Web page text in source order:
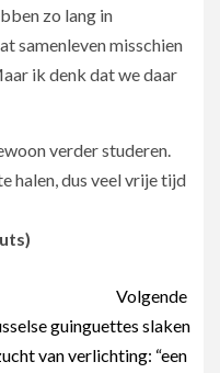
zo lang in
samenleven misschien
ik denk dat we daar
verder studeren.
halen, dus veel vrije tijd
Volgende
guinguettes slaken
van verlichting: “een